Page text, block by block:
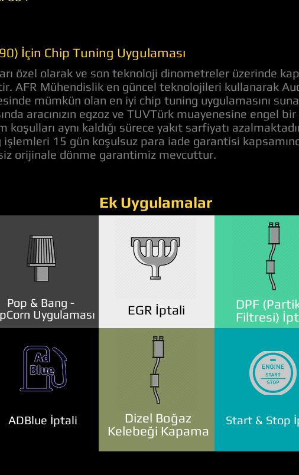
İçin Chip Tuning Uygulaması
özel olarak ve son teknoloji dinometreler üzerinde
AFR Mühendislik en güncel teknolojileri kullanarak
mümkün olan en iyi chip tuning uygulamasını
aracınızın egzoz ve TUVTürk muayenesine engel
koşulları aynı kaldığı sürece yakıt sarfiyatı
işlemleri 15 gün koşulsuz para iade garantisi
orijinale dönme garantimiz mevcuttur.
Ek Uygulamalar
Pop & Bang -
Uygulaması
DPF
Filtresi)
EGR İptali
ADBlue İptali
Dizel Boğaz
Kelebeği Kapama
Start & Stop